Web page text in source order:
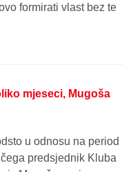
formirati vlast bez te
mjeseci, Mugoša
u odnosu na period
predsjednik Kluba